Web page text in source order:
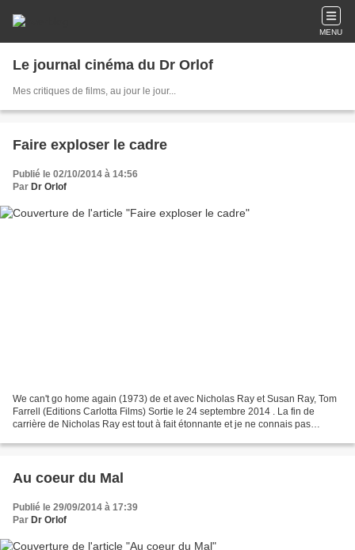
MENU
Le journal cinéma du Dr Orlof
Mes critiques de films, au jour le jour...
Faire exploser le cadre
Publié le 02/10/2014 à 14:56
Par Dr Orlof
We can't go home again (1973) de et avec Nicholas Ray et Susan Ray, Tom
Farrell (Editions Carlotta Films) Sortie le 24 septembre 2014 . La fin de
carrière de Nicholas Ray est tout à fait étonnante et je ne connais pas
Au coeur du Mal
Publié le 29/09/2014 à 17:39
Par Dr Orlof